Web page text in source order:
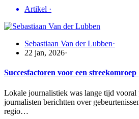
Artikel ·
Sebastiaan Van der Lubben·
22 jan, 2026·
Succesfactoren voor een streekomroep
Lokale journalistiek was lange tijd vooral
journalisten berichtten over
regio…